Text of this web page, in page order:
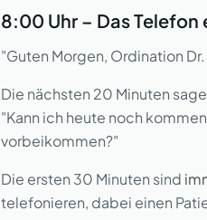
8:00 Uhr – Das
"Guten Morgen, Ordination
Die nächsten 20 Minuten
"Kann ich heute noch
vorbeikommen?"
Die ersten 30 Minuten sind
telefonieren, dabei einen